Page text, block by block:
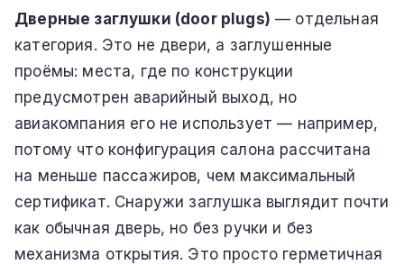
Дверные заглушки (door plugs) — отдельная
категория. Это не двери, а заглушенные
проёмы: места, где по конструкции
предусмотрен аварийный выход, но
авиакомпания его не использует — например,
потому что конфигурация салона рассчитана
на меньше пассажиров, чем максимальный
сертификат. Снаружи заглушка выглядит почти
как обычная дверь, но без ручки и без
механизма открытия. Это просто герметичная